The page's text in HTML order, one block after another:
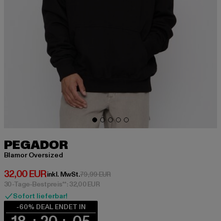
PEGADOR
Blamor Oversized
32,00 EUR
Derzeitiger Preis: 32,00 EUR
inkl. MwSt.79,99 EURAktionspreis: 79,99 EUR
30-Tage-Bestpreis**: 32,00 EUR
Sofort lieferbar!
-60% DEAL ENDET IN